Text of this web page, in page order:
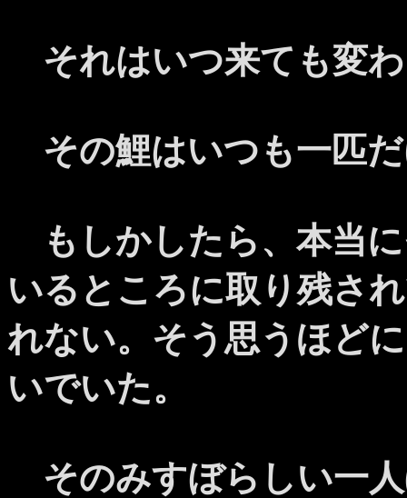
それはいつ来ても変
その鯉はいつも一匹
もしかしたら、本当
いるところに取り残さ
れない。そう思うほど
いでいた。
そのみすぼらしい一